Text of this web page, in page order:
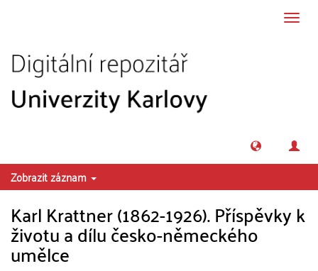
Zobrazit záznam
Karl Krattner (1862-1926). Příspěvky k
životu a dílu česko-německého
umělce